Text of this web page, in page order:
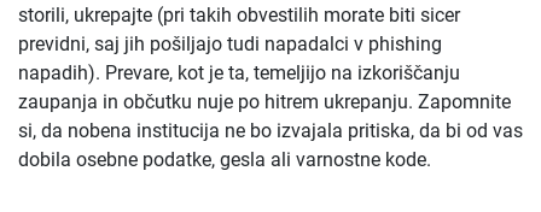
storili, ukrepajte (pri takih obvestilih morate biti sicer
previdni, saj jih pošiljajo tudi napadalci v phishing
napadih). Prevare, kot je ta, temeljijo na izkoriščanju
zaupanja in občutku nuje po hitrem ukrepanju. Zapomnite
si, da nobena institucija ne bo izvajala pritiska, da bi od vas
dobila osebne podatke, gesla ali varnostne kode.